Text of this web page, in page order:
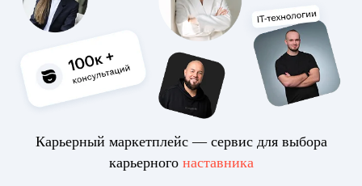
Карьерный маркетплейс — сервис для выбора
карьерного наставника